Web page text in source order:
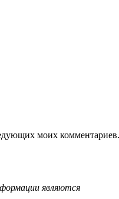
моих комментариев.
являются